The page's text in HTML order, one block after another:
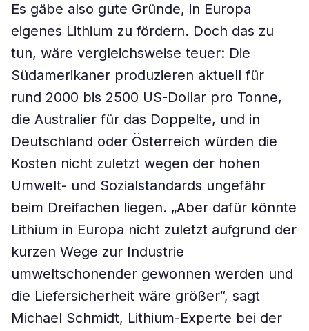
Es gäbe also gute Gründe, in Europa
eigenes Lithium zu fördern. Doch das zu
tun, wäre vergleichsweise teuer: Die
Südamerikaner produzieren aktuell für
rund 2000 bis 2500 US-Dollar pro Tonne,
die Australier für das Doppelte, und in
Deutschland oder Österreich würden die
Kosten nicht zuletzt wegen der hohen
Umwelt- und Sozialstandards ungefähr
beim Dreifachen liegen. „Aber dafür könnte
Lithium in Europa nicht zuletzt aufgrund der
kurzen Wege zur Industrie
umweltschonender gewonnen werden und
die Liefersicherheit wäre größer“, sagt
Michael Schmidt, Lithium-Experte bei der